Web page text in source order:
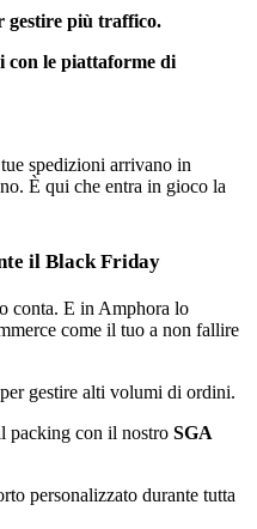
gestire più traffico.
con le piattaforme di
spedizioni arrivano in
È qui che entra in gioco la
il Black Friday
conta. E in Amphora lo
come il tuo a non fallire
per gestire alti volumi di ordini.
packing con il nostro SGA
personalizzato durante tutta